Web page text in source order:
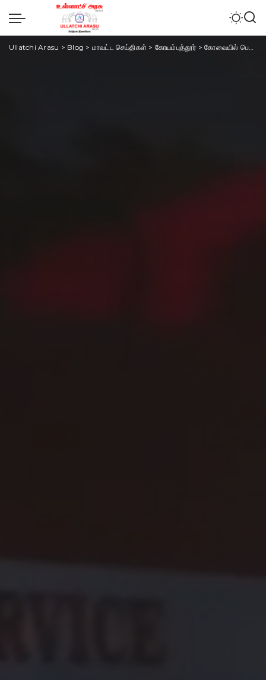
Ullatchi Arasu > Blog > மாவட்ட செய்திகள் > கோயம்புத்தூர் >கோவையில் பெட்ரோல் பங்க் அருகே தீ விபத்து – சிலிண்டர்கள் அடுத்தடுத்து வெடித்து சிதறியது